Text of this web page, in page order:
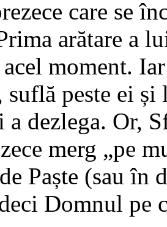
care se
arătare a
moment.
suflă peste ei
a dezlega. Or,
merg „pe
Paște (sau în
Domnul pe